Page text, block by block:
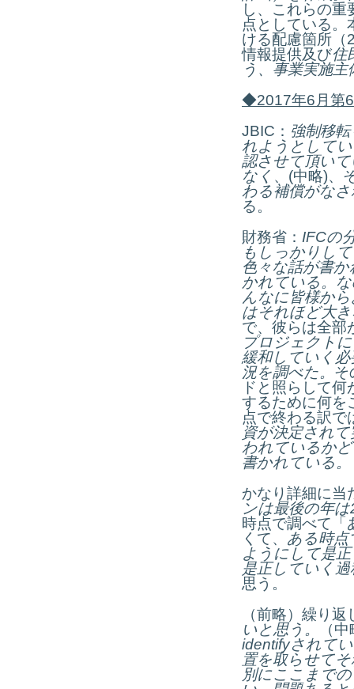
し、これらの
点としている。
ける配慮箇所
情報提供及び住
う、事業実施
◆2017年6 月第
JBIC： 強制移転
れようとして
認させて頂い
なく 、(中略)、
わる補償がな
る。
財務省： IFCの
もしっかりし
色々な話が書
かれている。
んなに皆様か
はそれほど大
で、彼らは全部
プロジェクト
緩和していく
況を調べた。 そ
ドと照らして
するために何を
点で終わる訳で
資が決定され
われているか
書かれている。
かなり詳細に当
ンは最後の年は
時点で調べて「
くて、 ある時
ようにして是
是正していく
思う。
（前略）繰り
いと思う。
（
identifyされて
置を取らせて
別にここまで